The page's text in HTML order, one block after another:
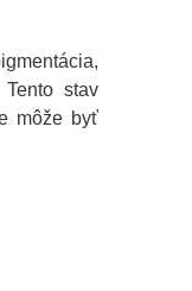
stav
môže byť